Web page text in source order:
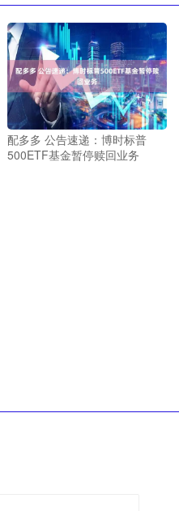
配多多 公告速递：博时标普
500ETF基金暂停赎回业务